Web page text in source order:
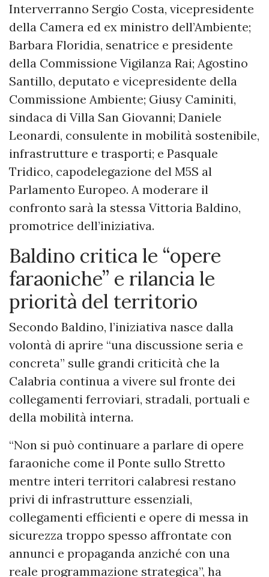
Interverranno Sergio Costa, vicepresidente
della Camera ed ex ministro dell’Ambiente;
Barbara Floridia, senatrice e presidente
della Commissione Vigilanza Rai; Agostino
Santillo, deputato e vicepresidente della
Commissione Ambiente; Giusy Caminiti,
sindaca di Villa San Giovanni; Daniele
Leonardi, consulente in mobilità sostenibile,
infrastrutture e trasporti; e Pasquale
Tridico, capodelegazione del M5S al
Parlamento Europeo. A moderare il
confronto sarà la stessa Vittoria Baldino,
promotrice dell’iniziativa.
Baldino critica le “opere
faraoniche” e rilancia le
priorità del territorio
Secondo Baldino, l’iniziativa nasce dalla
volontà di aprire “una discussione seria e
concreta” sulle grandi criticità che la
Calabria continua a vivere sul fronte dei
collegamenti ferroviari, stradali, portuali e
della mobilità interna.
“Non si può continuare a parlare di opere
faraoniche come il Ponte sullo Stretto
mentre interi territori calabresi restano
privi di infrastrutture essenziali,
collegamenti efficienti e opere di messa in
sicurezza troppo spesso affrontate con
annunci e propaganda anziché con una
reale programmazione strategica”, ha